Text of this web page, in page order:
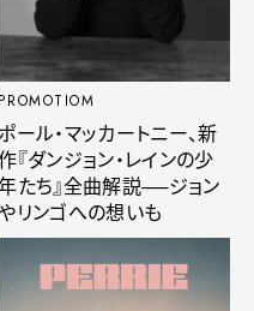
PROMOTIOM
ポール・マッカートニー、新
『ダンジョン・レインの少
たち』全曲解説──ジョン
やリンゴへの想いも